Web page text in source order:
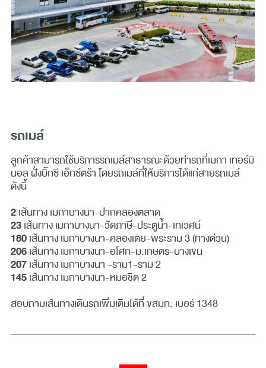
รถเมล์
ลูกค้าสามารถใช้บริการรถเมล์สาธารณะด้วยท่ารถที่เมกา เทอร์มิ
นอล ฝั่งบิ๊กซี เอ็กซ์ตร้า โดยรถเมล์ที่ให้บริการได้แก่สายรถเมล์
ดังนี้
2เส้นทาง เมกาบางนา-ปากคลองตลาด
23เส้นทาง เมกาบางนา-วัดภาษี-ประตูน้ำ-เทเวศน์
180เส้นทาง เมกาบางนา-คลองเตย-พระราม 3 (ทางด่วน)
206เส้นทาง เมกาบางนา-อโศก-ม.เกษตร-บางเขน
207เส้นทาง เมกาบางนา -ราม1-ราม 2
145เส้นทาง เมกาบางนา-หมอชิต 2
สอบถามเส้นทางเดินรถเพิ่มเติมได้ที่ ขสมก. เบอร์ 1348